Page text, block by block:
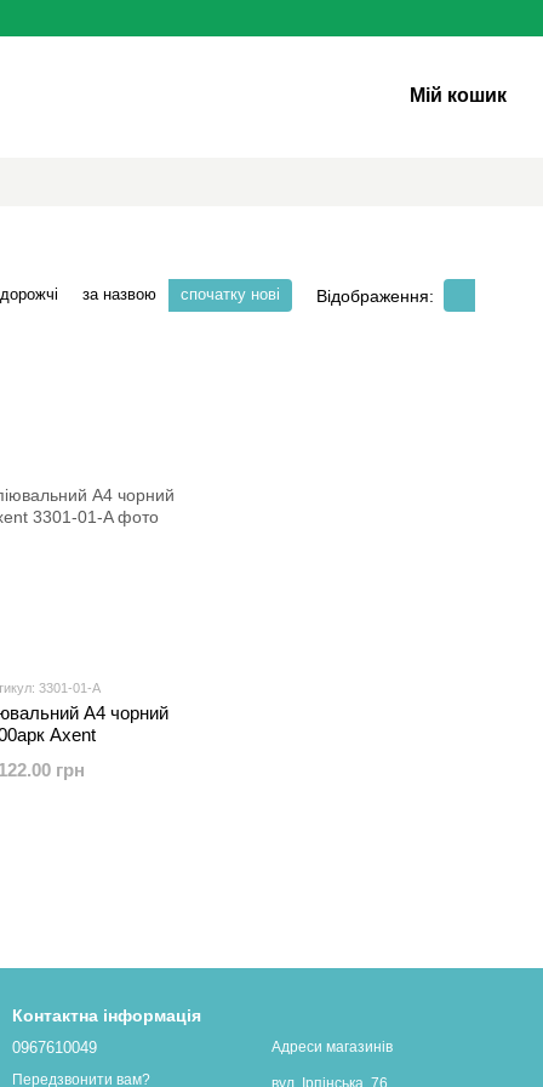
Мій кошик
за назвою спочатку нові Відображення:
3301-01-A
А4 чорний
Axent
грн
Контактна інформація
0967610049
Передзвонити вам?
Адреси магазинів
вул. Ірпінська, 76